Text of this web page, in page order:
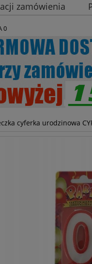
zamówienia
0
cyferka urodzinowa